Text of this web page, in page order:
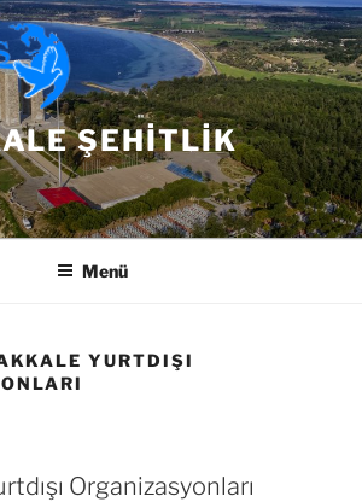
ŞEHITLIK
Menü
YURTDIŞI
Organizasyonları